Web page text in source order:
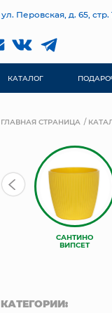
ул. Перовская, д. 65, стр.
КАТАЛОГ
ГЛАВНАЯ СТРАНИЦА
САНТИНО
ВИПСЕТ
КАТЕГОРИИ: